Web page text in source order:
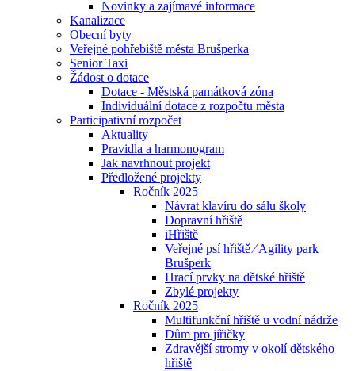
Novinky a zajímavé informace
Kanalizace
Obecní byty
Veřejné pohřebiště města Brušperka
Senior Taxi
Žádost o dotace
Dotace - Městská památková zóna
Individuální dotace z rozpočtu města
Participativní rozpočet
Aktuality
Pravidla a harmonogram
Jak navrhnout projekt
Předložené projekty
Ročník 2025
Návrat klavíru do sálu školy
Dopravní hřiště
iHřiště
Veřejné psí hřiště ⁄ Agility park
Brušperk
Hrací prvky na dětské hřiště
Zbylé projekty
Ročník 2025
Multifunkční hřiště u vodní nádrže
Dům pro jiřičky
Zdravější stromy v okolí dětského
hřiště